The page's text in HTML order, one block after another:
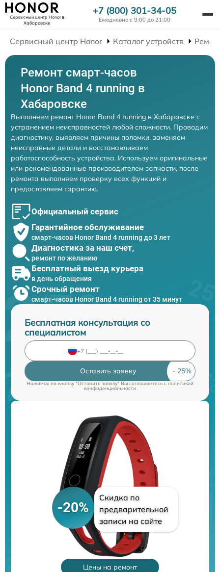
Сервисный центр Honorв
Хабаровске
+7 (800) 301-34-05
Ежедневно с 9:00 до 21:00
Сервисный центр Honor Каталог устройств
Ремонт смарт-часов
Honor Band 4 running в
Хабаровске
Выполняем ремонт Honor Band 4 running в Хабаровске с
устранением неисправностей любой сложности. Проводим
диагностику, выявляем причины поломки, заменяем
неисправные детали и восстанавливаем
работоспособность устройства. Используем оригинальные
или рекомендованные производителем запчасти, после
ремонта выполняем проверку всех функций и
предоставляем гарантию.
Официальный сервис
Гарантийное обслуживание
смарт-часов Honor Band 4 running до 3 лет
Диагностика за наш счет,
ремонт по желанию
Бесплатный выезд курьера
в день обращения
Срочный ремонт
смарт-часов Honor Band 4 running от 35 минут
Бесплатная консультация со
специалистом
Оставить заявку
Нажимая на кнопку "Оставить заявку" Вы соглашаетесь cполитикой
конфиденциальности
-20%
Скидка по
предварительной
записи на сайте
Цены на ремонт